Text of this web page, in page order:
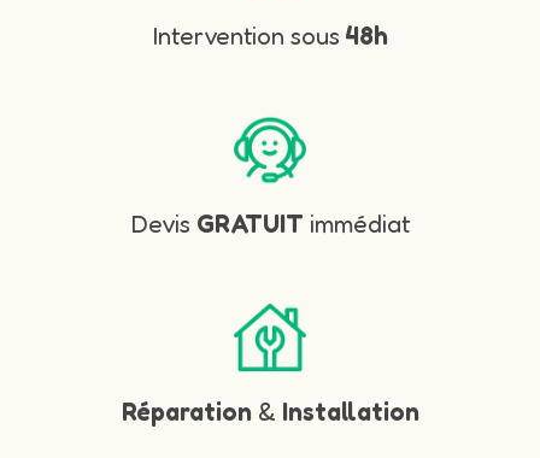
Intervention sous 48h
Devis GRATUIT immédiat
Réparation & Installation